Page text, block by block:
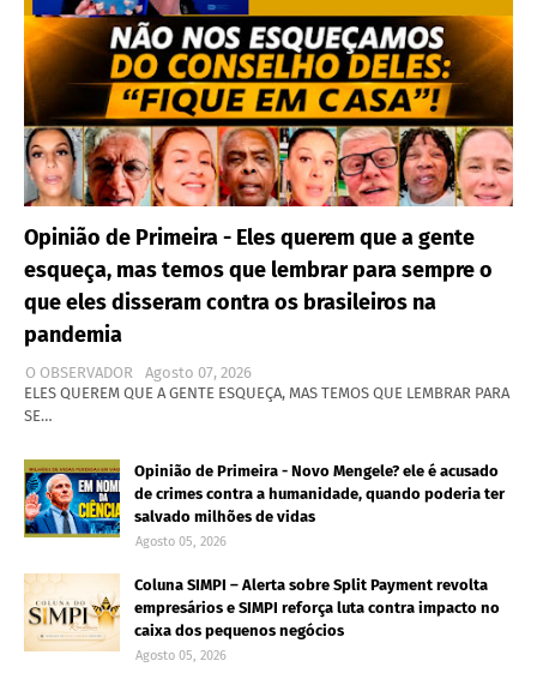
Opinião de Primeira - Eles querem que a gente
esqueça, mas temos que lembrar para sempre o
que eles disseram contra os brasileiros na
pandemia
O OBSERVADOR
Agosto 07, 2026
ELES QUEREM QUE A GENTE ESQUEÇA, MAS TEMOS QUE LEMBRAR PARA
SE…
Opinião de Primeira - Novo Mengele? ele é acusado
de crimes contra a humanidade, quando poderia ter
salvado milhões de vidas
Agosto 05, 2026
Coluna SIMPI – Alerta sobre Split Payment revolta
empresários e SIMPI reforça luta contra impacto no
caixa dos pequenos negócios
Agosto 05, 2026